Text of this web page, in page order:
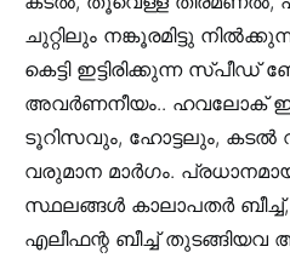
ചുറ്റിലും നങ്കൂരമിട്ടു
കെട്ടി ഇട്ടിരിക്കുന്ന
അവർണനീയം.. ഹവലോക്
ടൂറിസവും, ഹോട്ടലും, കടൽ
വരുമാന മാർഗം.
സ്ഥലങ്ങൾ കാലാപതർ
എലീഫന്റ ബീച്ച്